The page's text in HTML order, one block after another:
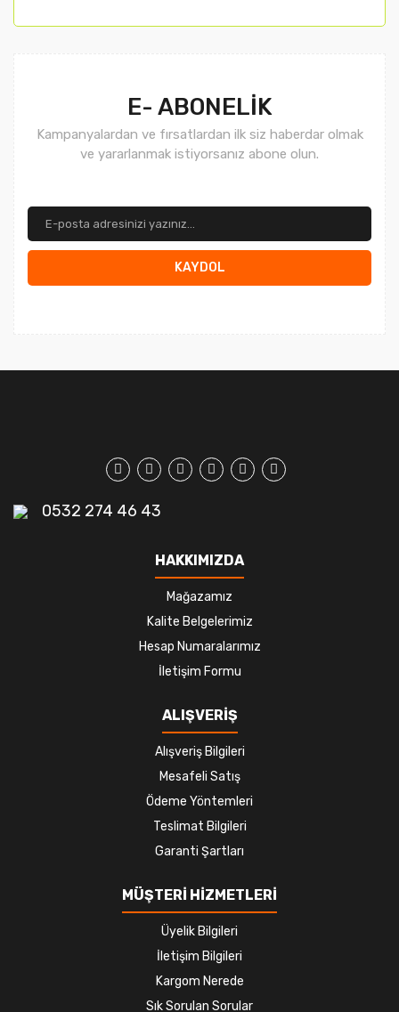
E- ABONELİK
Kampanyalardan ve fırsatlardan ilk siz haberdar olmak
ve yararlanmak istiyorsanız abone olun.
KAYDOL
0532 274 46 43
HAKKIMIZDA
Mağazamız
Kalite Belgelerimiz
Hesap Numaralarımız
İletişim Formu
ALIŞVERİŞ
Alışveriş Bilgileri
Mesafeli Satış
Ödeme Yöntemleri
Teslimat Bilgileri
Garanti Şartları
MÜŞTERİ HİZMETLERİ
Üyelik Bilgileri
İletişim Bilgileri
Kargom Nerede
Sık Sorulan Sorular